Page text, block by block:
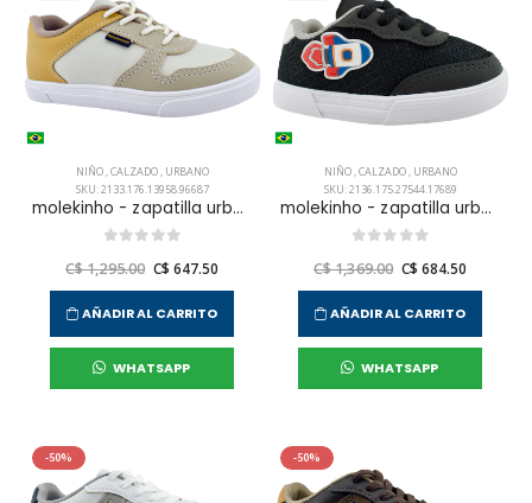
NIÑO,CALZADO, URBANO
SKU: 2133.176.13958.96687
molekinho - zapatilla urbana sneakers casual para niño infante
C$ 1,295.00 C$ 647.50
AÑADIR AL CARRITO
WHATSAPP
NIÑO,CALZADO, URBANO
SKU: 2136.175.27544.17689
molekinho - zapatilla urbana sneakers casual para niño infante
C$ 1,369.00 C$ 684.50
AÑADIR AL CARRITO
WHATSAPP
-50% -50%